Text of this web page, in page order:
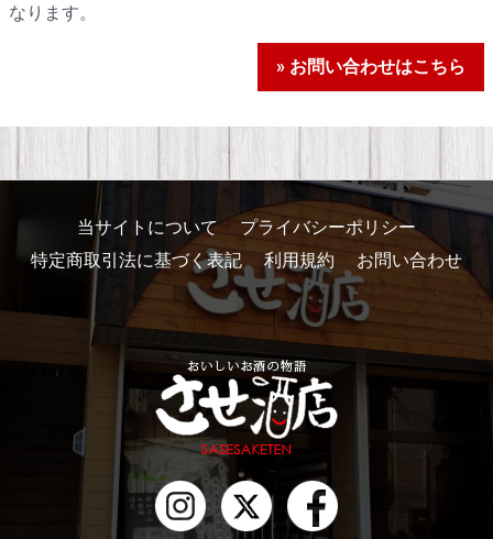
なります。
» お問い合わせはこちら
当サイトについて
プライバシーポリシー
特定商取引法に基づく表記
利用規約 お問い合わせ